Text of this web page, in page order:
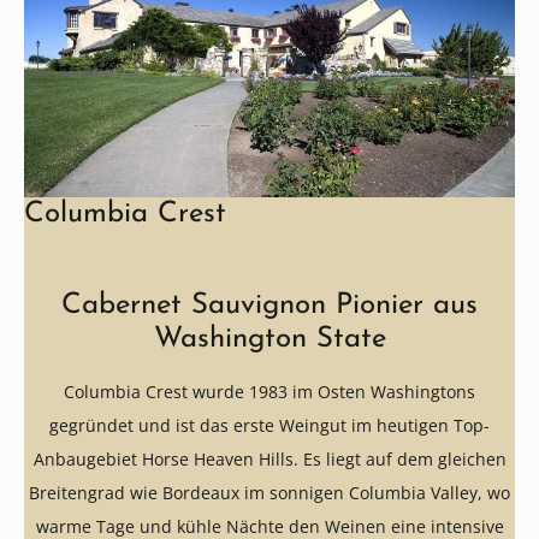
Columbia Crest
Cabernet Sauvignon Pionier aus
Washington State
Columbia Crest wurde 1983 im Osten Washingtons
gegründet und ist das erste Weingut im heutigen Top-
Anbaugebiet Horse Heaven Hills. Es liegt auf dem gleichen
Breitengrad wie Bordeaux im sonnigen Columbia Valley, wo
warme Tage und kühle Nächte den Weinen eine intensive